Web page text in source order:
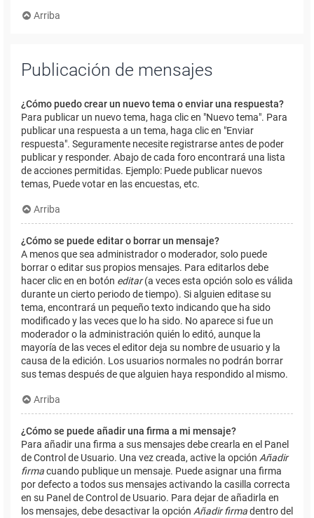
Arriba
Publicación de mensajes
¿Cómo puedo crear un nuevo tema o enviar una respuesta?
Para publicar un nuevo tema, haga clic en "Nuevo tema". Para
publicar una respuesta a un tema, haga clic en "Enviar
respuesta". Seguramente necesite registrarse antes de poder
publicar y responder. Abajo de cada foro encontrará una lista
de acciones permitidas. Ejemplo: Puede publicar nuevos
temas, Puede votar en las encuestas, etc.
Arriba
¿Cómo se puede editar o borrar un mensaje?
A menos que sea administrador o moderador, solo puede
borrar o editar sus propios mensajes. Para editarlos debe
hacer clic en en botón editar(a veces esta opción solo es válida
durante un cierto periodo de tiempo). Si alguien editase su
tema, encontrará un pequeño texto indicando que ha sido
modificado y las veces que lo ha sido. No aparece si fue un
moderador o la administración quién lo editó, aunque la
mayoría de las veces el editor deja su nombre de usuario y la
causa de la edición. Los usuarios normales no podrán borrar
sus temas después de que alguien haya respondido al mismo.
Arriba
¿Cómo se puede añadir una firma a mi mensaje?
Para añadir una firma a sus mensajes debe crearla en el Panel
de Control de Usuario. Una vez creada, active la opción Añadir
firmacuando publique un mensaje. Puede asignar una firma
por defecto a todos sus mensajes activando la casilla correcta
en su Panel de Control de Usuario. Para dejar de añadirla en
los mensajes, debe desactivar la opción Añadir firmadentro del